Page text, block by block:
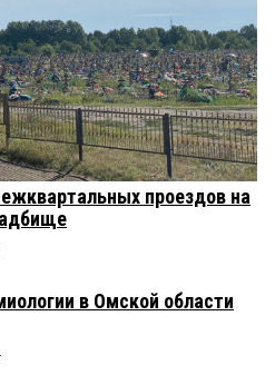
проездов на
в Омской области